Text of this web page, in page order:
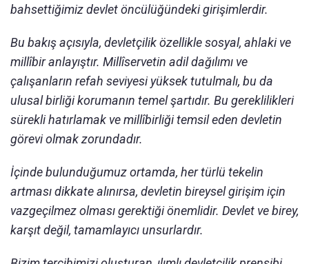
bahsettiğimiz devlet öncülüğündeki girişimlerdir.
Bu bakış açısıyla, devletçilik özellikle sosyal, ahlaki ve
millîbir anlayıştır. Millîservetin adil dağılımı ve
çalışanların refah seviyesi yüksek tutulmalı, bu da
ulusal birliği korumanın temel şartıdır. Bu gereklilikleri
sürekli hatırlamak ve millîbirliği temsil eden devletin
görevi olmak zorundadır.
İçinde bulunduğumuz ortamda, her türlü tekelin
artması dikkate alınırsa, devletin bireysel girişim için
vazgeçilmez olması gerektiği önemlidir. Devlet ve birey,
karşıt değil, tamamlayıcı unsurlardır.